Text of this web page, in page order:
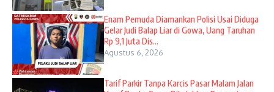
Enam Pemuda Diamankan Polisi Usai Diduga
Gelar Judi Balap Liar di Gowa, Uang Taruhan
Rp 9,1 Juta Dis...
Agustus 6, 2026
Tarif Parkir Tanpa Karcis Pasar Malam Jalan